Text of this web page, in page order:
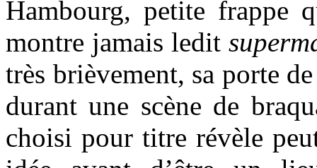
Hambourg, petite frappe
montre jamais ledit
très brièvement, sa porte
durant une scène de
choisi pour titre révèle